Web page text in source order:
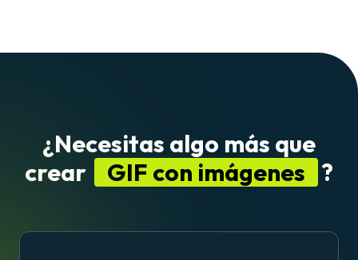
¿Necesitas algo más que
crear
GIF con imágenes ?